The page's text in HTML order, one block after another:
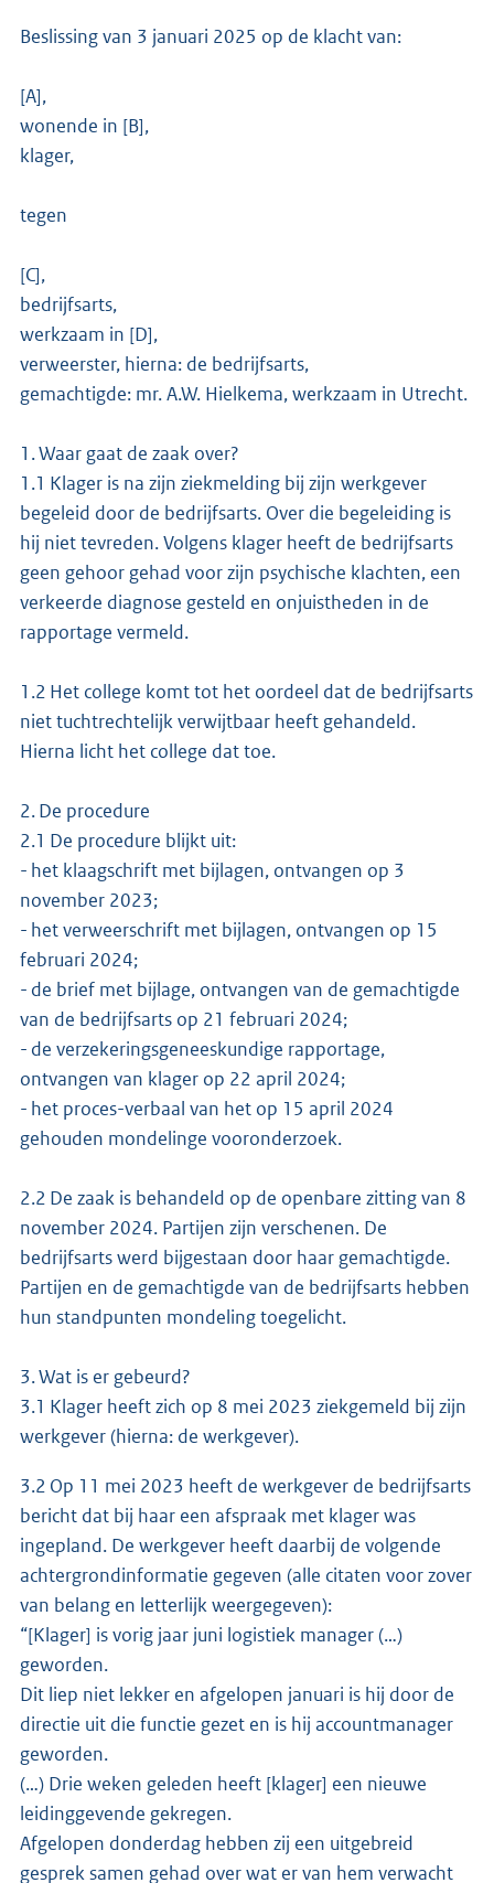
Beslissing van 3 januari 2025 op de klacht van:
[A],
wonende in [B],
klager,
tegen
[C],
bedrijfsarts,
werkzaam in [D],
verweerster, hierna: de bedrijfsarts,
gemachtigde: mr. A.W. Hielkema, werkzaam in Utrecht.
1. Waar gaat de zaak over?
1.1 Klager is na zijn ziekmelding bij zijn werkgever
begeleid door de bedrijfsarts. Over die begeleiding is
hij niet tevreden. Volgens klager heeft de bedrijfsarts
geen gehoor gehad voor zijn psychische klachten, een
verkeerde diagnose gesteld en onjuistheden in de
rapportage vermeld.
1.2 Het college komt tot het oordeel dat de bedrijfsarts
niet tuchtrechtelijk verwijtbaar heeft gehandeld.
Hierna licht het college dat toe.
2. De procedure
2.1 De procedure blijkt uit:
- het klaagschrift met bijlagen, ontvangen op 3
november 2023;
- het verweerschrift met bijlagen, ontvangen op 15
februari 2024;
- de brief met bijlage, ontvangen van de gemachtigde
van de bedrijfsarts op 21 februari 2024;
- de verzekeringsgeneeskundige rapportage,
ontvangen van klager op 22 april 2024;
- het proces-verbaal van het op 15 april 2024
gehouden mondelinge vooronderzoek.
2.2 De zaak is behandeld op de openbare zitting van 8
november 2024. Partijen zijn verschenen. De
bedrijfsarts werd bijgestaan door haar gemachtigde.
Partijen en de gemachtigde van de bedrijfsarts hebben
hun standpunten mondeling toegelicht.
3. Wat is er gebeurd?
3.1 Klager heeft zich op 8 mei 2023 ziekgemeld bij zijn
werkgever (hierna: de werkgever).
3.2 Op 11 mei 2023 heeft de werkgever de bedrijfsarts
bericht dat bij haar een afspraak met klager was
ingepland. De werkgever heeft daarbij de volgende
achtergrondinformatie gegeven (alle citaten voor zover
van belang en letterlijk weergegeven):
“[Klager] is vorig jaar juni logistiek manager (…)
geworden.
Dit liep niet lekker en afgelopen januari is hij door de
directie uit die functie gezet en is hij accountmanager
geworden.
(…) Drie weken geleden heeft [klager] een nieuwe
leidinggevende gekregen.
Afgelopen donderdag hebben zij een uitgebreid
gesprek samen gehad over wat er van hem verwacht